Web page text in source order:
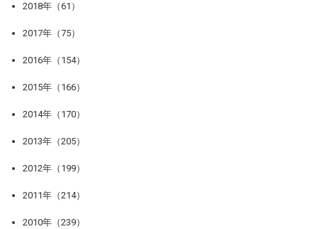
2018年（61）
2017年（75）
2016年（154）
2015年（166）
2014年（170）
2013年（205）
2012年（199）
2011年（214）
2010年（239）